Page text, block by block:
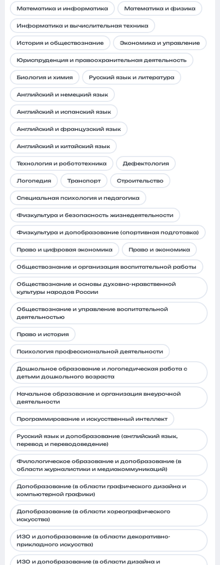
Математика и информатика Математика и физика
Информатика и вычислительная техника
История и обществознание Экономика и управление
Юриспруденция и правоохранительная деятельность
Биология и химия Русский язык и литература
Английский и немецкий язык
Английский и испанский язык
Английский и французский язык
Английский и китайский язык
Технология и робототехника Дефектология
Логопедия Транспорт Строительство
Специальная психология и педагогика
Физкультура и безопасность жизнедеятельности
Физкультура и допобразование (спортивная подготовка)
Право и цифровая экономика Право и экономика
Обществознание и организация воспитательной работы
Обществознание и основы духовно-нравственной
культуры народов Pоссии
Обществознание и управление воспитательной
деятельностью
Право и история
Психология профессиональной деятельности
Дошкольное образование и логопедическая работа с
детьми дошкольного возраста
Начальное образование и организация внеурочной
деятельности
Программирование и искусственный интеллект
Русский язык и допобразование (английский язык,
перевод и переводоведение)
Филологическое образование и допобразование (в
области журналистики и медиакоммуникаций)
Допобразование (в области графического дизайна и
компьютерной графики)
Допобразование (в области хореографического
искусства)
ИЗО и допобразование (в области декоративно-
прикладного искусства)
ИЗО и допобразование (в области дизайна и